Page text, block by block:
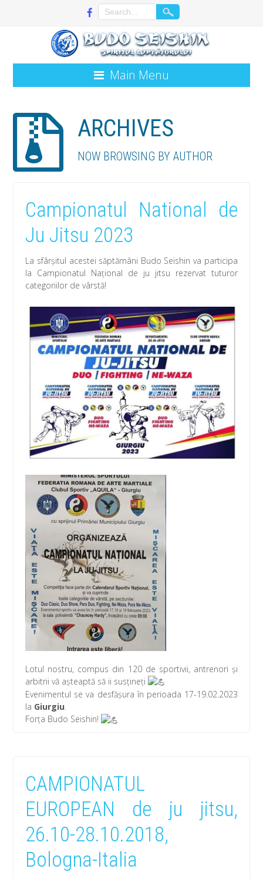
Main Menu
ARCHIVES
NOW BROWSING BY AUTHOR
Campionatul National de
Ju Jitsu 2023
La sfârșitul acestei săptămâni Budo Seishin va participa
la Campionatul Național de ju jitsu rezervat tuturor
categoriilor de vârstă!
Lotul nostru, compus din 120 de sportivii, antrenori și
arbitrii vă așteaptă să ii susțineți
Evenimentul se va desfășura în perioada 17-19.02.2023
la Giurgiu.
Forța Budo Seishin!
CAMPIONATUL
EUROPEAN de ju jitsu,
26.10-28.10.2018,
Bologna-Italia